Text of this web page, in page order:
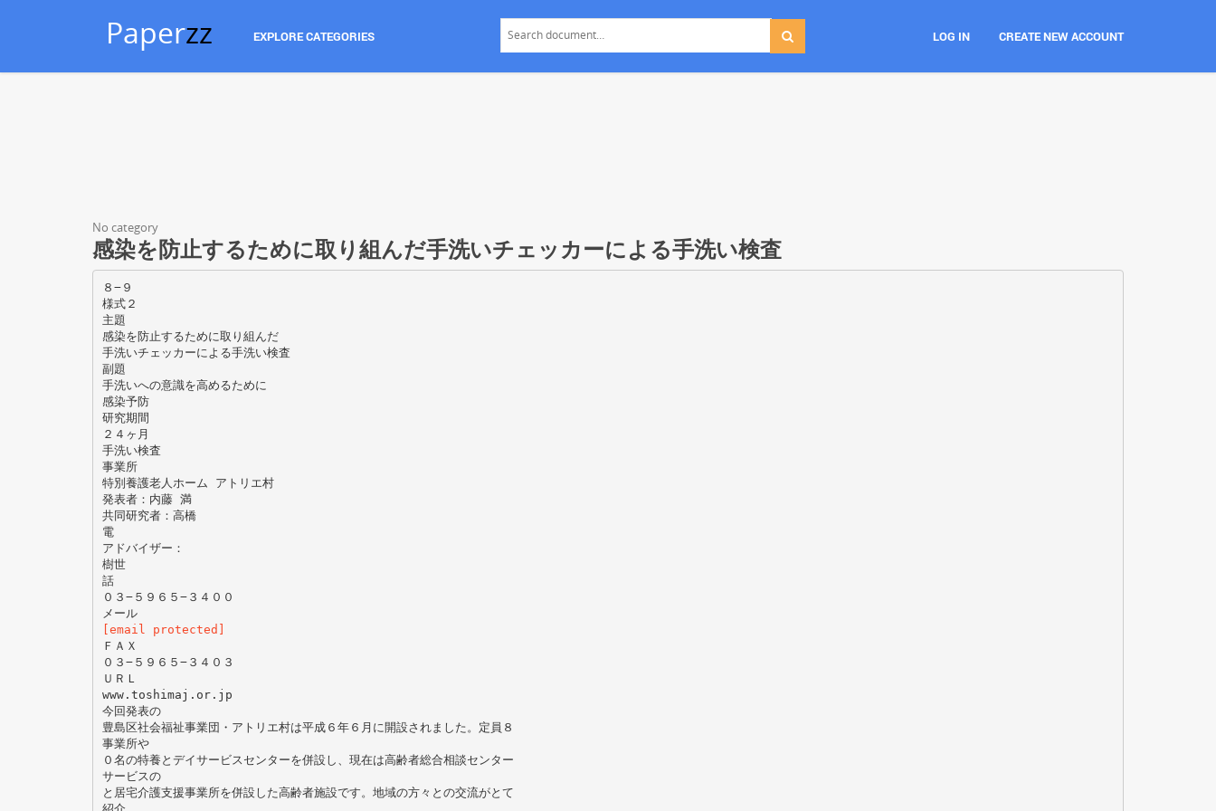
Paperzz EXPLORE CATEGORIES LOG IN CREATE NEW ACCOUNT
No category
感染を防止するために取り組んだ手洗いチェッカーによる手洗い検査
８−９
様式２
主題
感染を防止するために取り組んだ
手洗いチェッカーによる手洗い検査
副題
手洗いへの意識を高めるために
感染予防
研究期間
２４ヶ月
手洗い検査
事業所
特別養護老人ホーム アトリエ村
発表者：内藤 満
共同研究者：高橋
電
アドバイザー：
樹世
話
０３−５９６５−３４００
メール
[email protected]
ＦＡＸ
０３−５９６５−３４０３
ＵＲＬ
www.toshimaj.or.jp
今回発表の
豊島区社会福祉事業団・アトリエ村は平成６年６月に開設されました。定員８
事業所や
０名の特養とデイサービスセンターを併設し、現在は高齢者総合相談センター
サービスの
と居宅介護支援事業所を併設した高齢者施設です。地域の方々との交流がとて
紹介